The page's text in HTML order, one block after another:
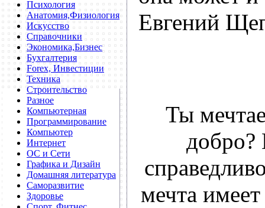
Психология
Анатомия,Физиология
Искусство
Справочники
Экономика,Бизнес
Бухгалтерия
Forex, Инвестиции
Техника
Строительство
Разное
Компьютерная
Программирование
Компьютер
Интернет
ОС и Сети
Графика и Дизайн
Домашняя литература
Саморазвитие
Здоровье
Евгений
Ты
добро?
мечта